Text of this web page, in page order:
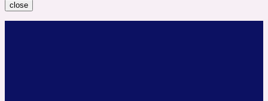
close